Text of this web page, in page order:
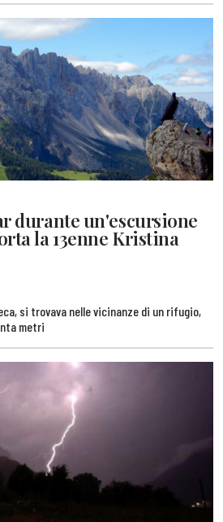
durante un'escursione
la 13enne Kristina
si trovava nelle vicinanze di un rifugio,
metri